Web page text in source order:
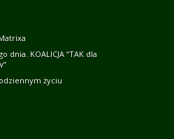
dnia. KOALICJA “TAK dla
życiu